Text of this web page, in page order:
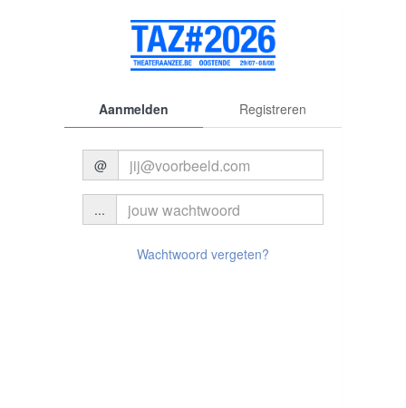
Aanmelden Registreren
@
...
Wachtwoord vergeten?
© 2026 Theater aan Zee